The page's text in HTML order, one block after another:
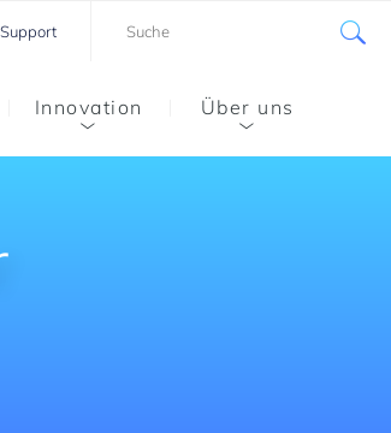
Support
Innovation Über uns